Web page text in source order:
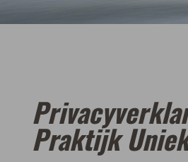
Praktijk Uniek